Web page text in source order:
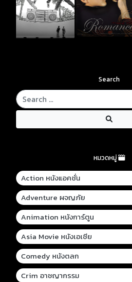
Search
หมวดหมู่
Action หนังแอคชั่น
Adventure ผจญภัย
Animation หนังการ์ตูน
Asia Movie หนังเอเชีย
Comedy หนังตลก
Crim อาชญากรรม